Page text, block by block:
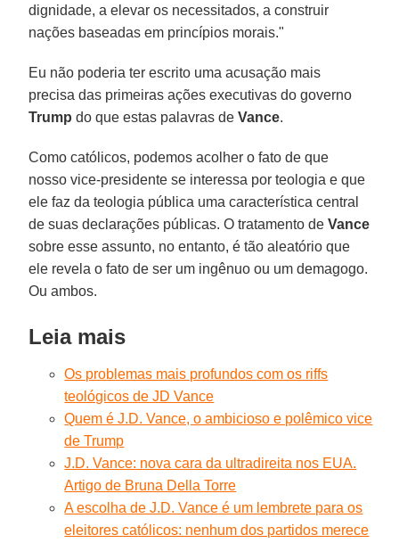
dignidade, a elevar os necessitados, a construir
nações baseadas em princípios morais."
Eu não poderia ter escrito uma acusação mais
precisa das primeiras ações executivas do governo
Trump do que estas palavras deVance.
Como católicos, podemos acolher o fato de que
nosso vice-presidente se interessa por teologia e que
ele faz da teologia pública uma característica central
de suas declarações públicas. O tratamento deVance
sobre esse assunto, no entanto, é tão aleatório que
ele revela o fato de ser um ingênuo ou um demagogo.
Ou ambos.
Leia mais
Os problemas mais profundos com os riffs
teológicos de JD Vance
Quem é J.D. Vance, o ambicioso e polêmico vice
de Trump
J.D. Vance: nova cara da ultradireita nos EUA.
Artigo de Bruna Della Torre
A escolha de J.D. Vance é um lembrete para os
eleitores católicos: nenhum dos partidos merece